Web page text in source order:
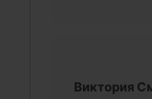
Виктория